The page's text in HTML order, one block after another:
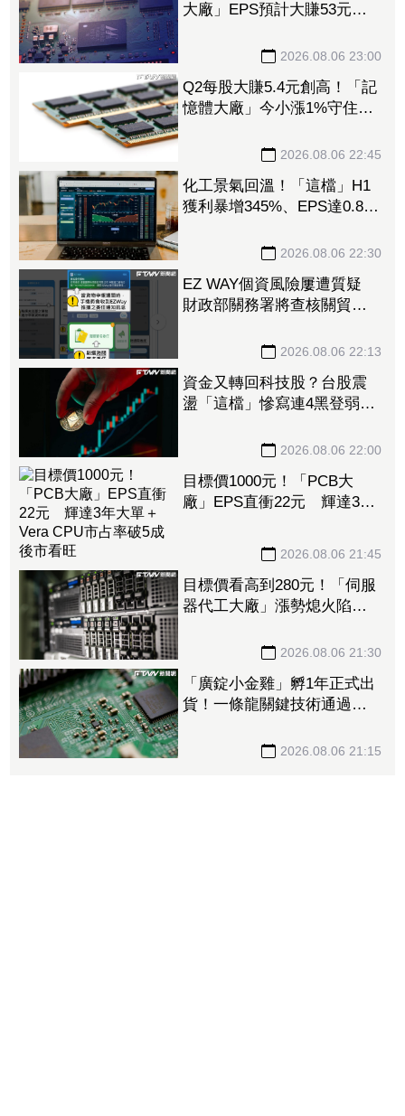
大廠」EPS預計大賺53元
2026.08.06 23:00
Q2每股大賺5.4元創高！「記
憶體大廠」今小漲1%守住連
抱回7549萬元 2026.08.06 22:45
化工景氣回溫！「這檔」H1
獲利暴增345%、EPS達0.89
2026.08.06 22:30
EZ WAY個資風險屢遭質疑
財政部關務署將查核關貿公
2026.08.06 22:13
資金又轉回科技股？台股震
盪「這檔」慘寫連4黑登弱勢
2026.08.06 22:00
目標價1000元！「PCB大
廠」EPS直衝22元 輝達3年
2026.08.06 21:45
目標價看高到280元！「伺服
器代工大廠」漲勢熄火陷連2
張、抽回21億元2026.08.06 21:30
「廣錠小金雞」孵1年正式出
貨！一條龍關鍵技術通過驗
2026.08.06 21:15